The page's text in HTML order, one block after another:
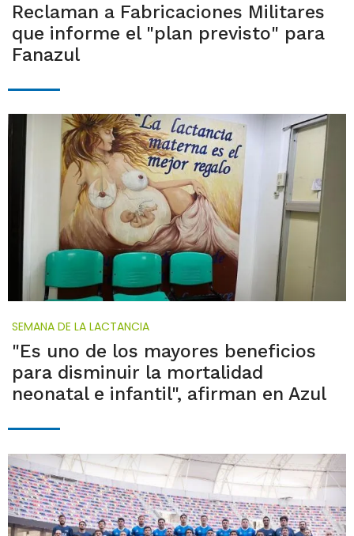
Reclaman a Fabricaciones Militares
que informe el "plan previsto" para
Fanazul
SEMANA DE LA LACTANCIA
"Es uno de los mayores beneficios
para disminuir la mortalidad
neonatal e infantil", afirman en Azul